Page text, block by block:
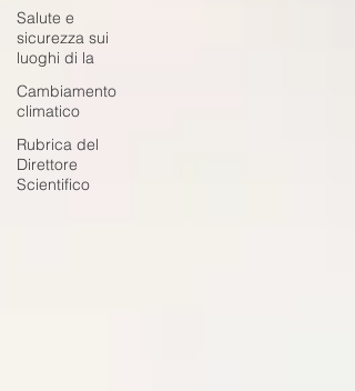
Salute e
sicurezza sui
luoghi di la
Cambiamento
climatico
Rubrica del
Direttore
Scientifico